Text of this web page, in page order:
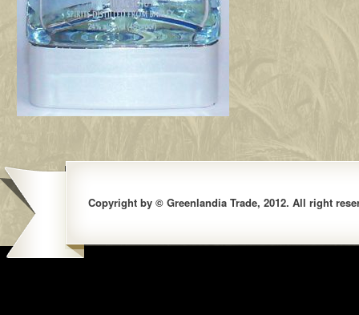
Copyright by © Greenlandia Trade, 2012. All right